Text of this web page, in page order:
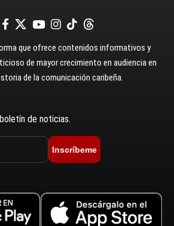
que ofrece contenidos informativos y
de mayor crecimiento en audiencia en
de la comunicación caribeña.
de noticias.
Inscríbeme